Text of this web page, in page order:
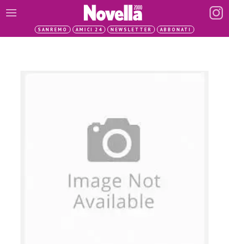
SANREMO AMICI 24 NEWSLETTER ABBONATI